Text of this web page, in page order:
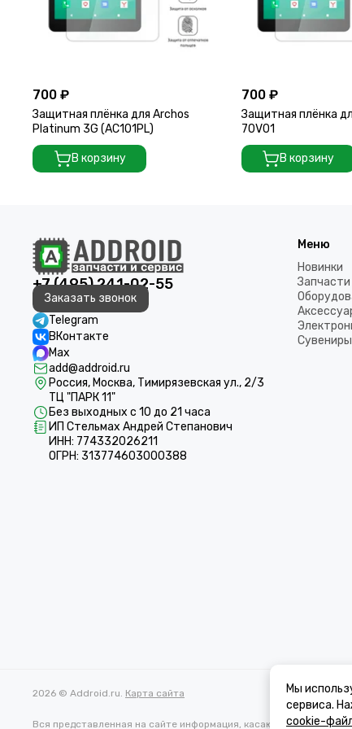
700 ₽
Защитная плёнка для Archos
Platinum 3G (AC101PL)
В корзину
700 ₽
Защитная плёнка
70V01
В корзину
+7 (495) 241-02-55
Заказать звонок
Telegram
ВКонтакте
Max
add@addroid.ru
Россия, Москва, Тимирязевская ул., 2/3
ТЦ "ПАРК 11"
Без выходных с 10 до 21 часа
ИП Стельмах Андрей Степанович
ИНН: 774332026211
ОГРН: 313774603000388
Меню
Новинки
Запчасти
Сувениры
2026 © Addroid.ru. Карта сайта
Вся представленная на сайте информация, касающаяся
Мы
сервиса.
cookie-